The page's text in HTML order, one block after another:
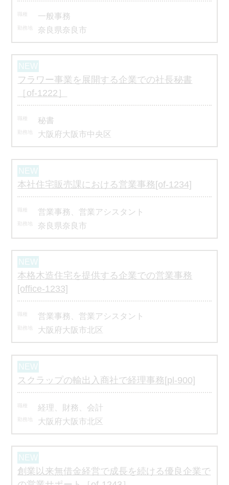
一般事務
奈良県奈良市
フラワー事業を展開する企業での社長秘書
［of-1222］
秘書
大阪府大阪市中央区
本社住宅販売課における営業事務[of-1234]
営業事務、営業アシスタント
奈良県奈良市
本格木造住宅を提供する企業での営業事務
[office-1233]
営業事務、営業アシスタント
大阪府大阪市北区
スクラップの輸出入商社で経理事務[pl-900]
経理、財務、会計
大阪府大阪市北区
創業以来無借金経営で成長を続ける優良企業で